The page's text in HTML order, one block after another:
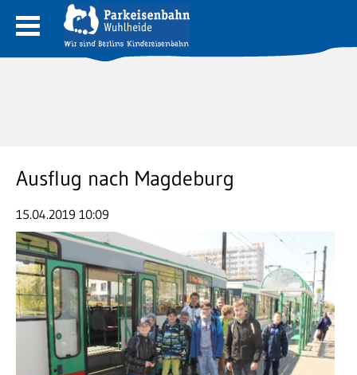
Ausflug nach Magdeburg
15.04.2019 10:09